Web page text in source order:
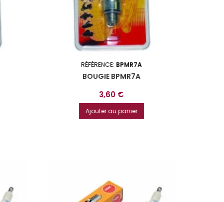
RÉFÉRENCE: BPMR7A
BOUGIE BPMR7A
Prix
3,60 €
Ajouter au panier